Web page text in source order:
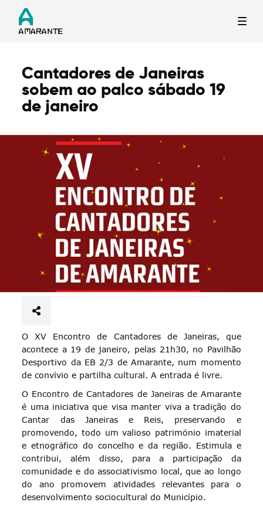
Termo de Pesquisa
Categorias gerais
Filtros
Cantadores de Janeiras
sobem ao palco sábado 19
de janeiro
O XV Encontro de Cantadores de Janeiras, que
acontece a 19 de janeiro, pelas 21h30, no Pavilhão
Desportivo da EB 2/3 de Amarante, num momento
de convívio e partilha cultural. A entrada é livre.
O Encontro de Cantadores de Janeiras de Amarante
é uma iniciativa que visa manter viva a tradição do
Cantar das Janeiras e Reis, preservando e
promovendo, todo um valioso património imaterial
e etnográfico do concelho e da região. Estimula e
contribui, além disso, para a participação da
comunidade e do associativismo local, que ao longo
do ano promovem atividades relevantes para o
desenvolvimento sociocultural do Município.